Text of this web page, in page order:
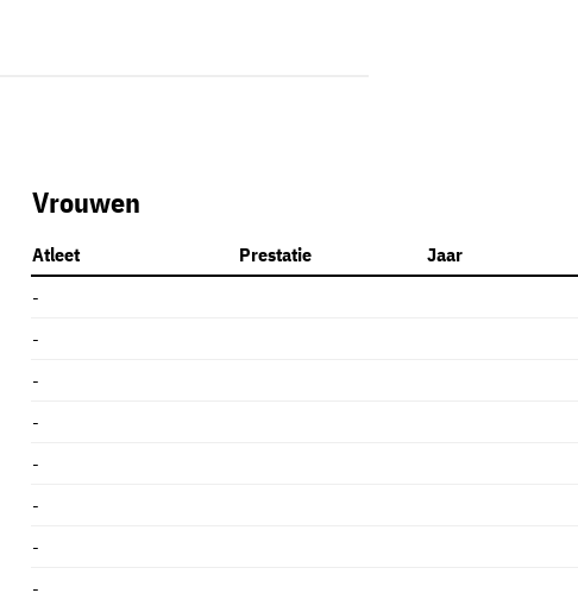
Vrouwen
Atleet Prestatie
Jaar
-
-
-
-
-
-
-
-